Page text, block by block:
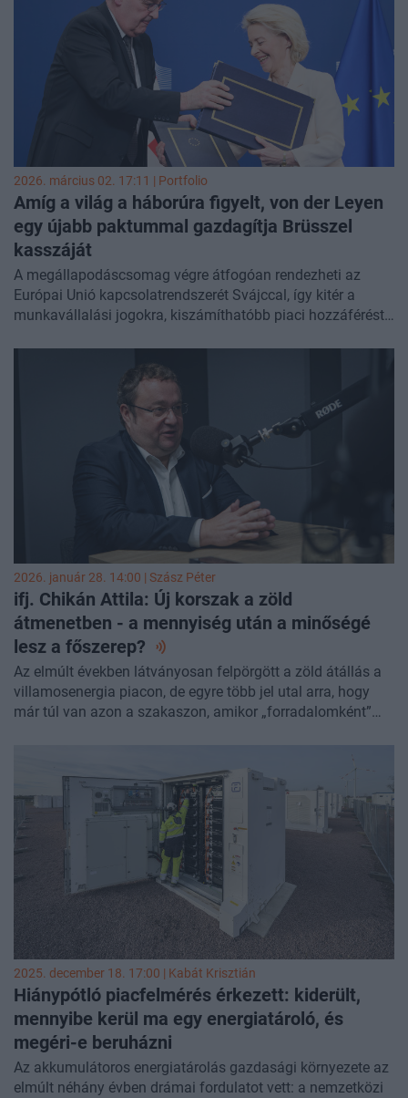
2026. március 02. 17:11 | Portfolio
Amíg a világ a háborúra figyelt, von der Leyen
egy újabb paktummal gazdagítja Brüsszel
kasszáját
A megállapodáscsomag végre átfogóan rendezheti az
Európai Unió kapcsolatrendszerét Svájccal, így kitér a
munkavállalási jogokra, kiszámíthatóbb piaci hozzáférést
egy relatíve fix díjhoz köti a partnerséget. A szerződés azzal
kecsegtet, hogy formalizálódhatnak a sokszor
magátólértetődő, de alkalmi együttműködéseket, azonban
ehhez még a svájci állampolgároknak is el kell fogadni az
ezzel járó felelősségeket.
2026. január 28. 14:00 | Szász Péter
ifj. Chikán Attila: Új korszak a zöld
átmenetben - a mennyiség után a minőségé
lesz a főszerep?
Az elmúlt években látványosan felpörgött a zöld átállás a
villamosenergia piacon, de egyre több jel utal arra, hogy
már túl van azon a szakaszon, amikor „forradalomként”
az árképzés, több kihívással szembesül a
rendszerirányítás, és egyre élesebben vetődik fel a
hatékonyság, az optimalizálás és az energiatárolás
szerepe. Miközben a kapacitásbővítés továbbra is
napirenden van, egyre fontosabb kérdés, hol vannak ennek
a valódi határai, és hogyan lehet adatvezérelt módon
stabilan működtetni a rendszert. A megújuló energia
fejlődése így lassan nem mennyiségi, hanem minőségi
kérdéssé válik. Vendégünk volt
ifj. Chikán Attila
elnök-vezérigazgatója.
2025. december 18. 17:00 | Kabát Krisztián
Hiánypótló piacfelmérés érkezett: kiderült,
mennyibe kerül ma egy energiatároló, és
megéri-e beruházni
Az akkumulátoros energiatárolás gazdasági környezete az
elmúlt néhány évben drámai fordulatot vett: a nemzetközi